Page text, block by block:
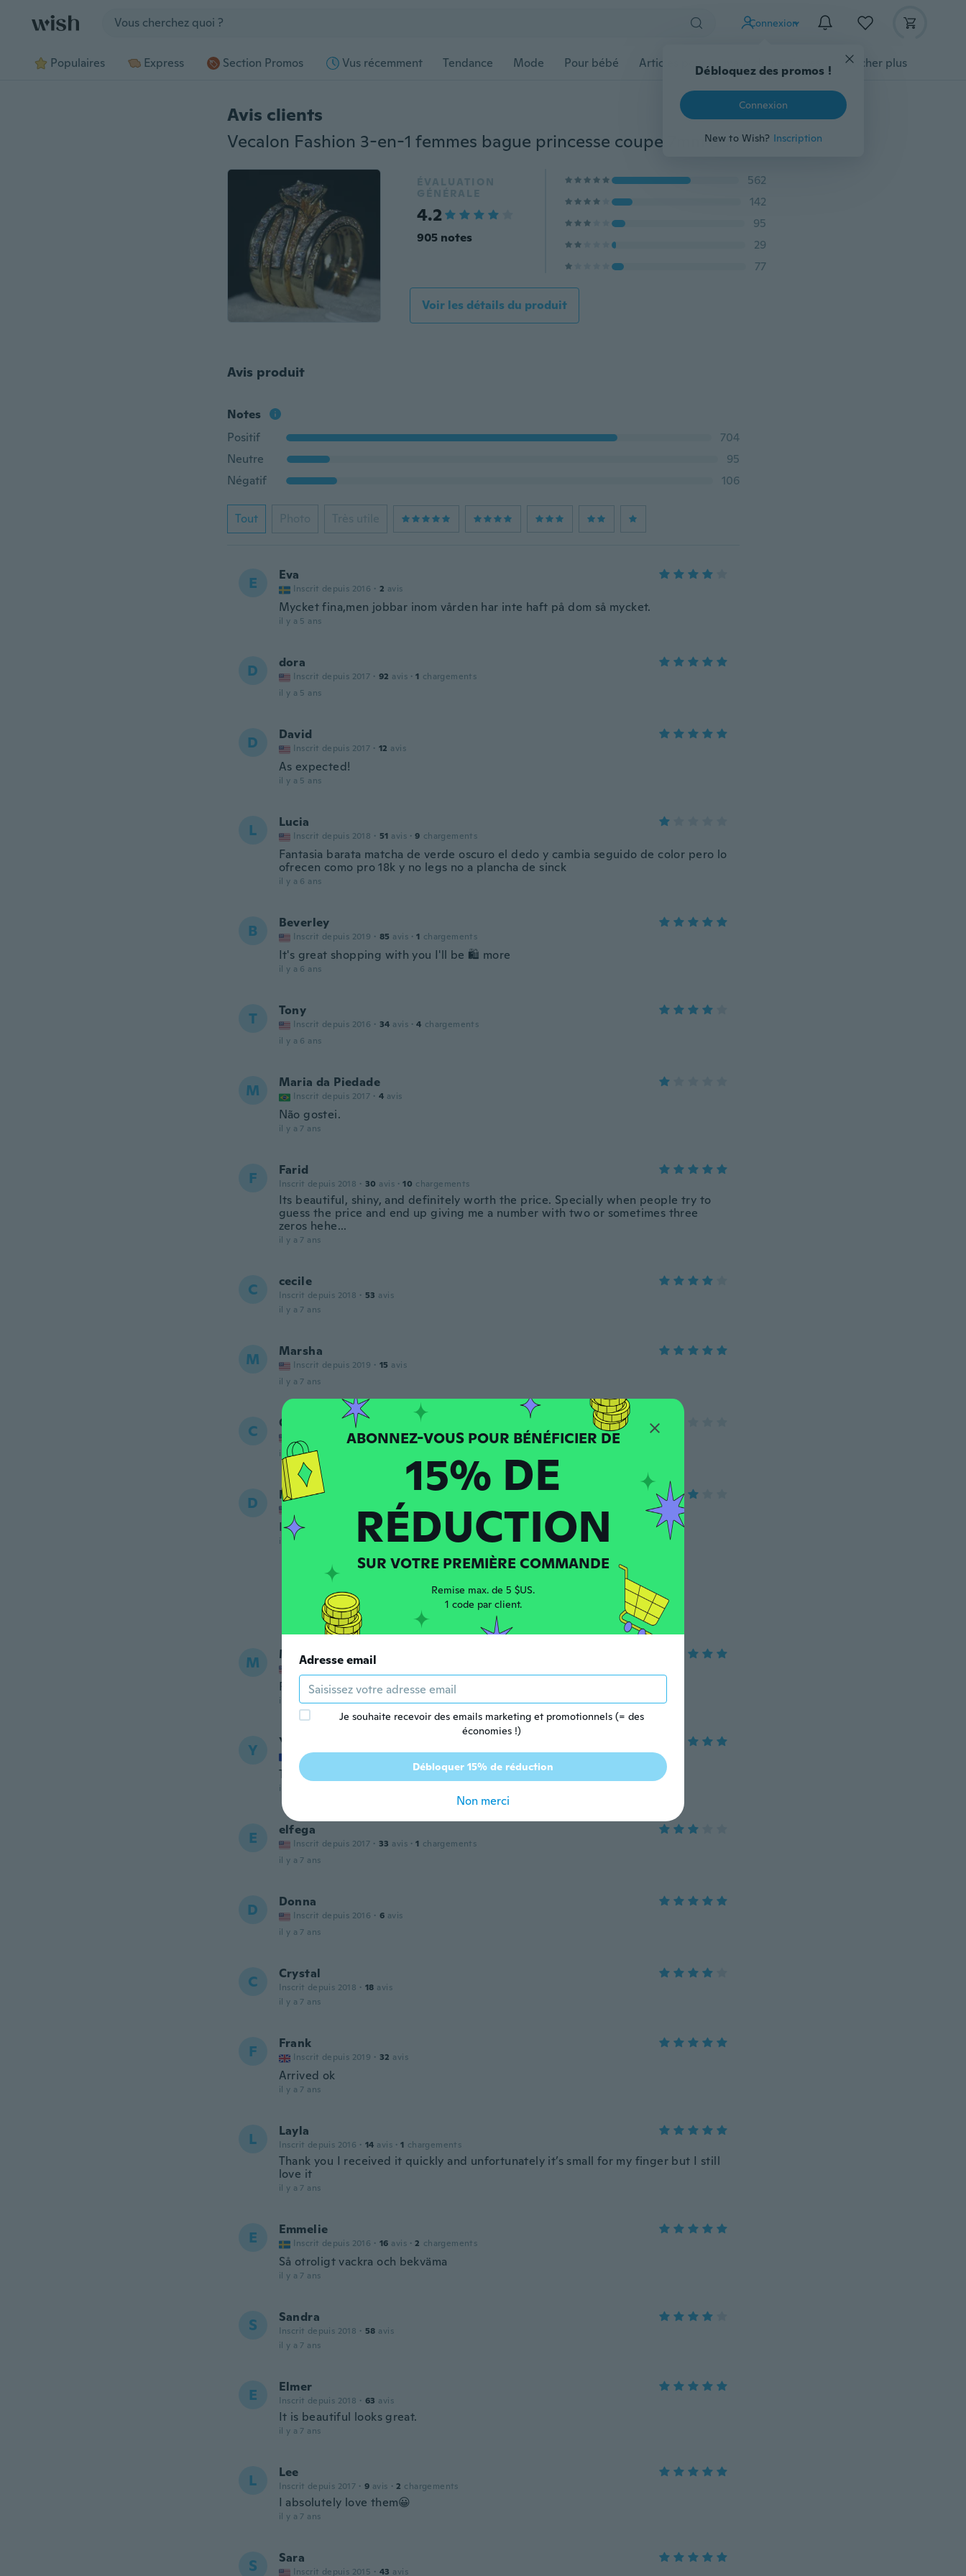
Connexion
Débloquez des promos !
Connexion
New to Wish? Inscription
Populaires Express Section Promos Vus récemment Tendance Mode Pour bébé Articles pour animaux domestiques Afficher plus
Avis clients
Vecalon Fashion 3-en-1 femmes bague princesse coupe 7mm diamant simulé Cz or jaune 14 kt or jaune rempli bague de mariage en argent ensemble
ÉVALUATION
GÉNÉRALE
4.2
905 notes
562
142
95
29
77
Voir les détails du produit
Avis produit
Notes
Positif
704
Neutre
95
Négatif
106
Tout Photo Très utile
E Eva
Inscrit depuis 2016 · 2 avis
Mycket fina,men jobbar inom vården har inte haft på dom så mycket.
il y a 5 ans
D dora
Inscrit depuis 2017 · 92 avis · 1 chargements
il y a 5 ans
D David
Inscrit depuis 2017 · 12 avis
As expected!
il y a 5 ans
L Lucia
Inscrit depuis 2018 · 51 avis · 9 chargements
Fantasia barata matcha de verde oscuro el dedo y cambia seguido de color pero lo
ofrecen como pro 18k y no legs no a plancha de sinck
il y a 6 ans
B Beverley
Inscrit depuis 2019 · 85 avis · 1 chargements
It's great shopping with you I'll be 🛍 more
il y a 6 ans
T Tony
Inscrit depuis 2016 · 34 avis · 4 chargements
il y a 6 ans
M Maria da Piedade
Inscrit depuis 2017 · 4 avis
Não gostei.
il y a 7 ans
F Farid
Inscrit depuis 2018 · 30 avis · 10 chargements
Its beautiful, shiny, and definitely worth the price. Specially when people try to
guess the price and end up giving me a number with two or sometimes three
zeros hehe...
il y a 7 ans
C cecile
Inscrit depuis 2018 · 53 avis
il y a 7 ans
M Marsha
Inscrit depuis 2019 · 15 avis
il y a 7 ans
C Christy
Inscrit depuis 2017 · 4 avis · 1 chargements
il y a 7 ans
D Dedra
avis
It’s a little tight I wish it was a half size larger
il y a 7 ans
M Marcee
Really nice fit n looks marvelous on my finger
il y a 7 ans
Y Yolande
Inscrit depuis 2017 · 45 avis · 2 chargements
Très belle bague
il y a 7 ans
E elfega
Inscrit depuis 2017 · 33 avis · 1 chargements
il y a 7 ans
D Donna
Inscrit depuis 2016 · 6 avis
il y a 7 ans
C Crystal
Inscrit depuis 2018 · 18 avis
il y a 7 ans
F Frank
Inscrit depuis 2019 · 32 avis
Arrived ok
il y a 7 ans
L Layla
Inscrit depuis 2016 · 14 avis · 1 chargements
Thank you I received it quickly and unfortunately it’s small for my finger but I still
love it
il y a 7 ans
E Emmelie
Inscrit depuis 2016 · 16 avis · 2 chargements
Så otroligt vackra och bekväma
il y a 7 ans
S Sandra
Inscrit depuis 2018 · 58 avis
il y a 7 ans
E Elmer
Inscrit depuis 2018 · 63 avis
It is beautiful looks great.
il y a 7 ans
L Lee
Inscrit depuis 2017 · 9 avis · 2 chargements
I absolutely love them😀
il y a 7 ans
S Sara
Inscrit depuis 2015 · 43 avis
15% DE
RÉDUCTION
SUR VOTRE PREMIÈRE COMMANDE
Remise max. de 5 $US.
1 code par client.
Adresse email
Je souhaite recevoir des emails marketing et promotionnels (= des
économies !)
Débloquer 15% de réduction
Non merci